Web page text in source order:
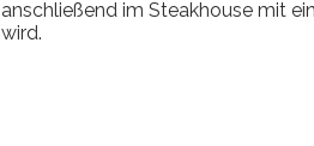
anschließend im Steakhouse mit
wird.